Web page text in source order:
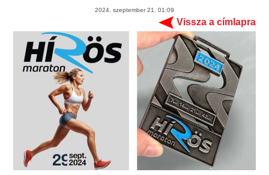
2024. szeptember 21. 01:09
Vissza a címlapra